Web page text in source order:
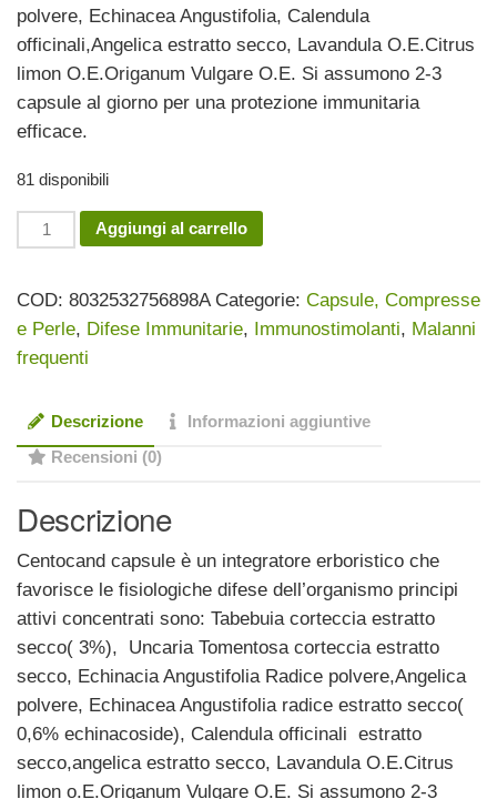
polvere, Echinacea Angustifolia, Calendula
officinali,Angelica estratto secco, Lavandula O.E.Citrus
limon O.E.Origanum Vulgare O.E. Si assumono 2-3
capsule al giorno per una protezione immunitaria
efficace.
81 disponibili
Centocand
100
quantità
Aggiungi al carrello
COD: 8032532756898A Categorie: Capsule, Compresse
e Perle, Difese Immunitarie, Immunostimolanti, Malanni
frequenti
Descrizione
Informazioni aggiuntive
Recensioni (0)
Descrizione
Centocand capsule è un integratore erboristico che
favorisce le fisiologiche difese dell’organismo principi
attivi concentrati sono: Tabebuia corteccia estratto
secco( 3%), Uncaria Tomentosa corteccia estratto
secco, Echinacia Angustifolia Radice polvere,Angelica
polvere, Echinacea Angustifolia radice estratto secco(
0,6% echinacoside), Calendula officinali estratto
secco,angelica estratto secco, Lavandula O.E.Citrus
limon o.E.Origanum Vulgare O.E. Si assumono 2-3